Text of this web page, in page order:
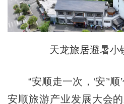
天龙旅居避暑小
“安顺走一次，‘安’‘顺
安顺旅游产业发展大会